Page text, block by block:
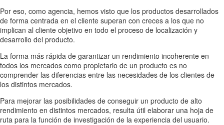
Por eso, como agencia, hemos visto que los productos desarrollados
de forma centrada en el cliente superan con creces a los que no
implican al cliente objetivo en todo el proceso de localización y
desarrollo del producto.
La forma más rápida de garantizar un rendimiento incoherente en
todos los mercados como propietario de un producto es no
comprender las diferencias entre las necesidades de los clientes de
los distintos mercados.
Para mejorar las posibilidades de conseguir un producto de alto
rendimiento en distintos mercados, resulta útil elaborar una hoja de
ruta para la función de investigación de la experiencia del usuario.